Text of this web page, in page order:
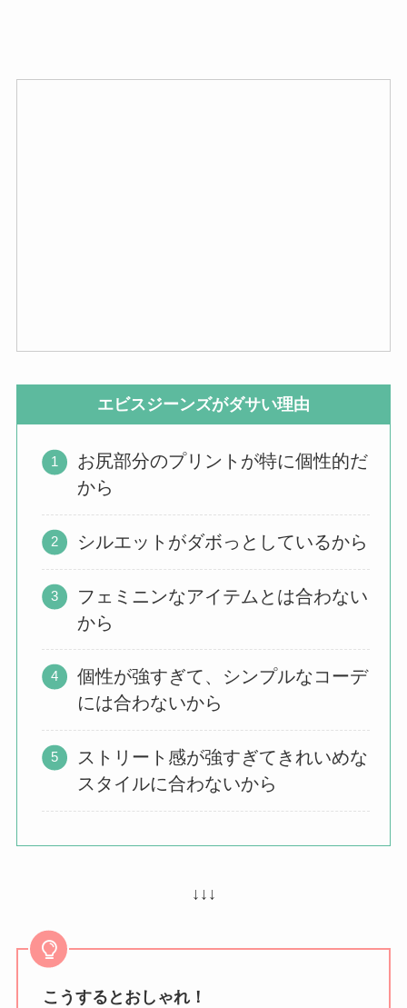
エビスジーンズがダサい理由
お尻部分のプリントが特に個性的だ
から
シルエットがダボっとしているから
フェミニンなアイテムとは合わない
から
個性が強すぎて、シンプルなコーデ
には合わないから
ストリート感が強すぎてきれいめな
スタイルに合わないから
↓↓↓
こうするとおしゃれ！